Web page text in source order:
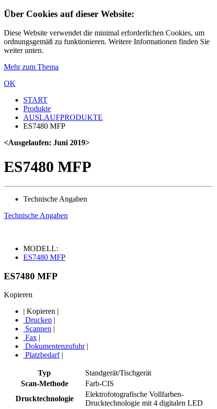
Über Cookies auf dieser Website:
Diese Website verwendet die minimal erforderlichen Cookies, um
ordnungsgemäß zu funktionieren. Weitere Informationen finden Sie
weiter unten.
Mehr zum Thema
OK
START
Produkte
AUSLAUFPRODUKTE
ES7480 MFP
<Ausgelaufen: Juni 2019>
ES7480 MFP
Technische Angaben
Technische Angaben
MODELL:
ES7480 MFP
ES7480 MFP
Kopieren
| Kopieren |
Drucken |
Scannen |
Fax |
Dokumentenzufuhr|
Platzbedarf|
Typ
Standgerät/Tischgerät
Scan-Methode
Farb-CIS
Drucktechnologie
Elektrofotografische Vollfarben-
Drucktechnologie mit 4 digitalen LED